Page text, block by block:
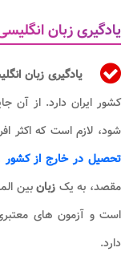
یادگیری زبان
یادگیری زبان
کشور ایران دارد. از آن
شود، لازم است که اکثر
تحصیل در خارج از کشور
مقصد، به یک زبانبین
است و آزمون های
دارد.